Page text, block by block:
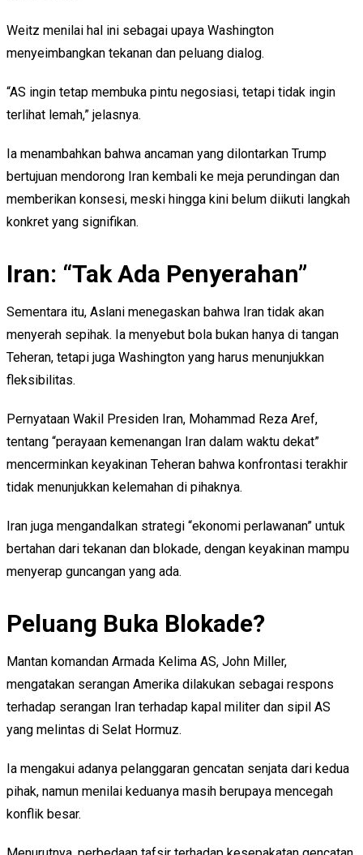
Weitz menilai hal ini sebagai upaya Washington
menyeimbangkan tekanan dan peluang dialog.
“AS ingin tetap membuka pintu negosiasi, tetapi tidak ingin
terlihat lemah,” jelasnya.
Ia menambahkan bahwa ancaman yang dilontarkan Trump
bertujuan mendorong Iran kembali ke meja perundingan dan
memberikan konsesi, meski hingga kini belum diikuti langkah
konkret yang signifikan.
Iran: “Tak Ada Penyerahan”
Sementara itu, Aslani menegaskan bahwa Iran tidak akan
menyerah sepihak. Ia menyebut bola bukan hanya di tangan
Teheran, tetapi juga Washington yang harus menunjukkan
fleksibilitas.
Pernyataan Wakil Presiden Iran, Mohammad Reza Aref,
tentang “perayaan kemenangan Iran dalam waktu dekat”
mencerminkan keyakinan Teheran bahwa konfrontasi terakhir
tidak menunjukkan kelemahan di pihaknya.
Iran juga mengandalkan strategi “ekonomi perlawanan” untuk
bertahan dari tekanan dan blokade, dengan keyakinan mampu
menyerap guncangan yang ada.
Peluang Buka Blokade?
Mantan komandan Armada Kelima AS, John Miller,
mengatakan serangan Amerika dilakukan sebagai respons
terhadap serangan Iran terhadap kapal militer dan sipil AS
yang melintas di Selat Hormuz.
Ia mengakui adanya pelanggaran gencatan senjata dari kedua
pihak, namun menilai keduanya masih berupaya mencegah
konflik besar.